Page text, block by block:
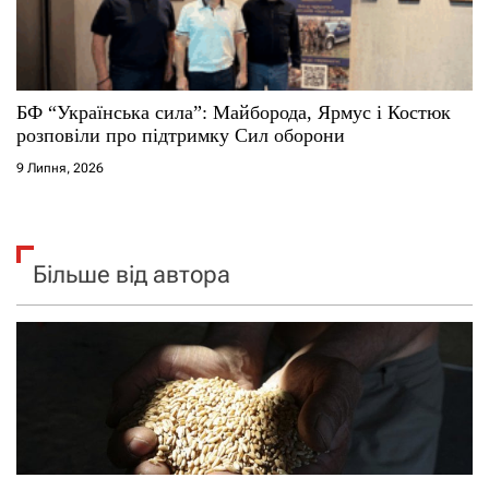
БФ “Українська сила”: Майборода, Ярмус і Костюк
розповіли про підтримку Сил оборони
9 Липня, 2026
Більше від автора